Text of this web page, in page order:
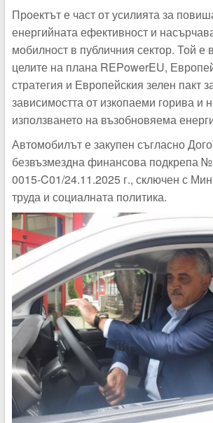
Проектът е част от усилията за
енергийната ефективност и
мобилност в публичния сектор. Той е
целите на плана REPowerEU,
стратегия и Европейския зелен пакт
зависимостта от изкопаеми горива и
използването на възобновяема
Автомобилът е закупен съгласно
безвъзмездна финансова подкрепа
0015-C01/24.11.2025 г., сключен с
труда и социалната политика.